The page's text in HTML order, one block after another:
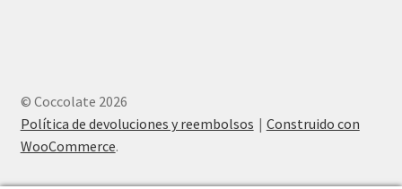
© Coccolate 2026
Política de devoluciones y reembolsos
Construido con
WooCommerce.